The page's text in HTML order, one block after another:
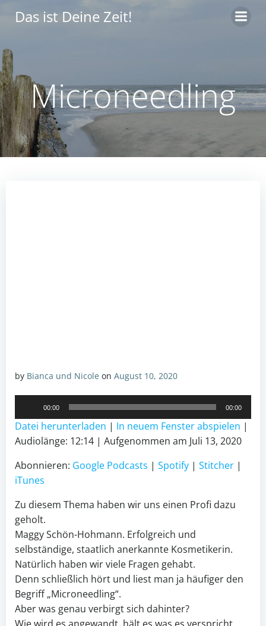
Das ist Deine Zeit!
Microneedling
by Bianca und Nicole on August 10, 2020
Player
00:00 00:00
Datei herunterladen | In neuem Fenster abspielen |
Audiolänge: 12:14 | Aufgenommen am Juli 13, 2020
Abonnieren: Google Podcasts | Spotify | Stitcher |
iTunes
Zu diesem Thema haben wir uns einen Profi dazu
geholt.
Maggy Schön-Hohmann. Erfolgreich und
selbständige, staatlich anerkannte Kosmetikerin.
Natürlich haben wir viele Fragen gehabt.
Denn schließlich hört und liest man ja häufiger den
Begriff „Microneedling“.
Aber was genau verbirgt sich dahinter?